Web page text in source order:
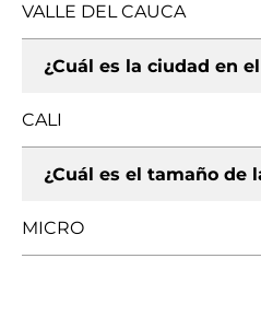
VALLE DEL CAUCA
¿Cuál es la ciudad en
CALI
¿Cuál es el tamaño de
MICRO